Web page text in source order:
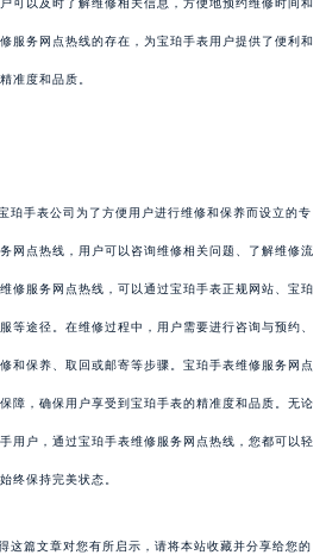
服务网点热线的存在，为宝珀手表用户提供了便利和
准度和品质。
珀手表公司为了方便用户进行维修和保养而设立的专
网点热线，用户可以咨询维修相关问题、了解维修流
修服务网点热线，可以通过宝珀手表正规网站、宝珀
等途径。在维修过程中，用户需要进行咨询与预约、
和保养、取回或邮寄等步骤。宝珀手表维修服务网点
障，确保用户享受到宝珀手表的精准度和品质。无论
用户，通过宝珀手表维修服务网点热线，您都可以轻
终保持完美状态。
这篇文章对您有所启示，请将本站收藏并分享给您的